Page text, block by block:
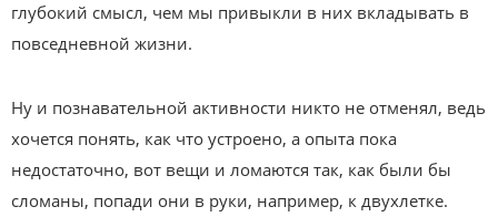
глубокий смысл, чем мы привыкли в них вкладывать в
повседневной жизни.
Ну и познавательной активности никто не отменял, ведь
хочется понять, как что устроено, а опыта пока
недостаточно, вот вещи и ломаются так, как были бы
сломаны, попади они в руки, например, к двухлетке.